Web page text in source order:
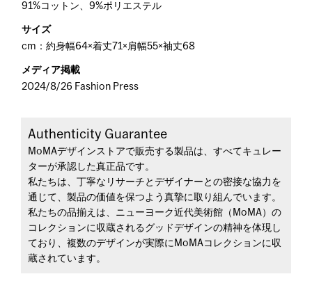
91%コットン、9%ポリエステル
サイズ
cm：約身幅64×着丈71×肩幅55×袖丈68
メディア掲載
2024/8/26 Fashion Press
Authenticity Guarantee
MoMAデザインストアで販売する製品は、すべてキュレー
ターが承認した真正品です。
私たちは、丁寧なリサーチとデザイナーとの密接な協力を
通じて、製品の価値を保つよう真摯に取り組んでいます。
私たちの品揃えは、ニューヨーク近代美術館（MoMA）の
コレクションに収蔵されるグッドデザインの精神を体現し
ており、複数のデザインが実際にMoMAコレクションに収
蔵されています。